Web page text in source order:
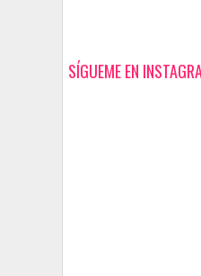
SÍGUEME EN